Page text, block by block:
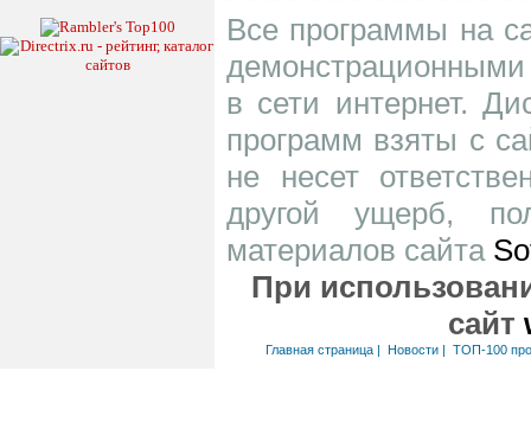
Все программы на
в сети интернет.
программ взяты с
не несет
другой ущерб,
материалов сайта
При
сайт
Главная страница| Новости| ТОП-100